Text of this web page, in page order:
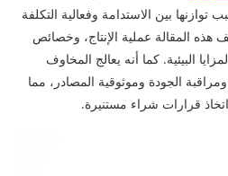
بين الاستدامة وفعالية التكلفة
هذه المقالة عملية الإنتاج، وخصائص
البيئية. كما أنه يعالج المخاوف
الجودة وموثوقية المصادر، مما
قرارات شراء مستنيرة.